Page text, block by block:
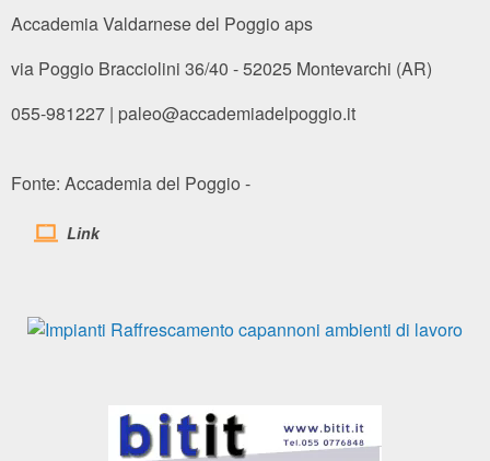
Accademia Valdarnese del Poggio aps
via Poggio Bracciolini 36/40 - 52025 Montevarchi (AR)
055-981227 | paleo@accademiadelpoggio.it
Fonte: Accademia del Poggio -
Link